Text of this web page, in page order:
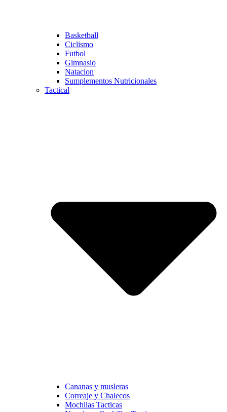
Basketball
Ciclismo
Futbol
Gimnasio
Natacion
Sumplementos Nutricionales
Tactical
Cananas y musleras
Correaje y Chalecos
Mochilas Tacticas